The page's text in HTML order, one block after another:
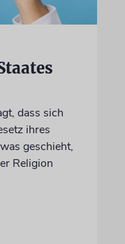
dass sich
ihres
geschieht,
Religion